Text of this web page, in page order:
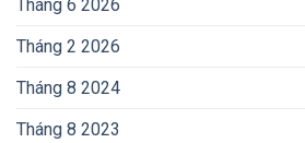
Tháng 6 2026
Tháng 2 2026
Tháng 8 2024
Tháng 8 2023